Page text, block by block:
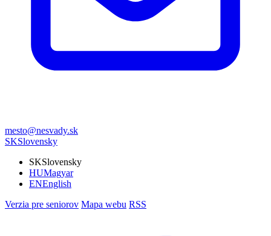
mesto@nesvady.sk
SKSlovensky
SKSlovensky
HUMagyar
ENEnglish
Verzia pre seniorov Mapa webu RSS